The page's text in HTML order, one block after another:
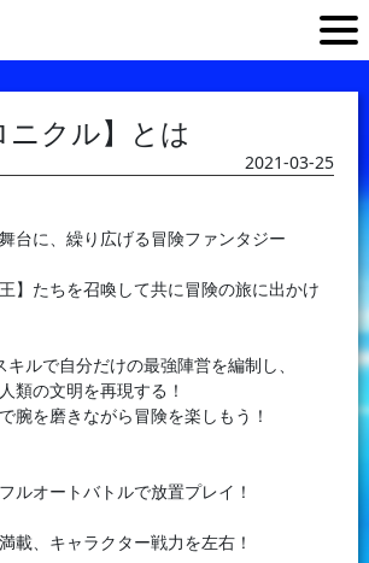
ニクル】とは
2021-03-25
台に、繰り広げる冒険ファンタジー
】たちを召喚して共に冒険の旅に出かけ
ルで自分だけの最強陣営を編制し、
類の文明を再現する！
腕を磨きながら冒険を楽しもう！
ルオートバトルで放置プレイ！
載、キャラクター戦力を左右！